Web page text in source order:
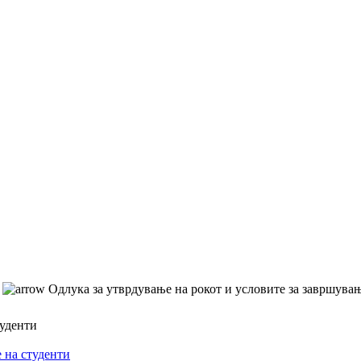
Одлука за утврдување на рокот и условите за
студенти